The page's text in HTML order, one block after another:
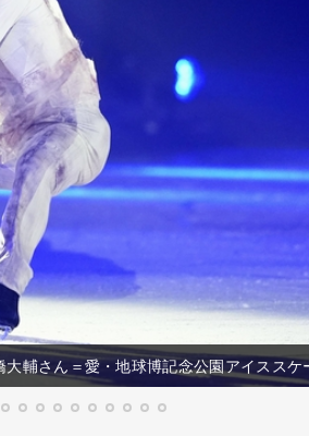
輔さん＝愛・地球博記念公園アイススケ